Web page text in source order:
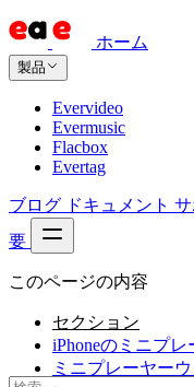
ホーム
製品
Evervideo
Evermusic
Flacbox
Evertag
ブログ ドキュメント サ
要
このページの内容
セクション
iPhoneのミニプレ
ミニプレーヤー